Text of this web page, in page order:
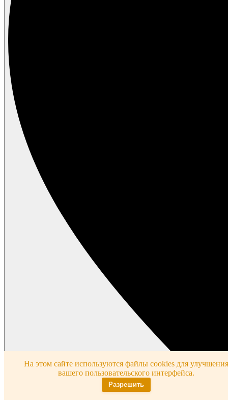
На этом сайте используются файлы cookies для улучшения
вашего пользовательского интерфейса.
Разрешить